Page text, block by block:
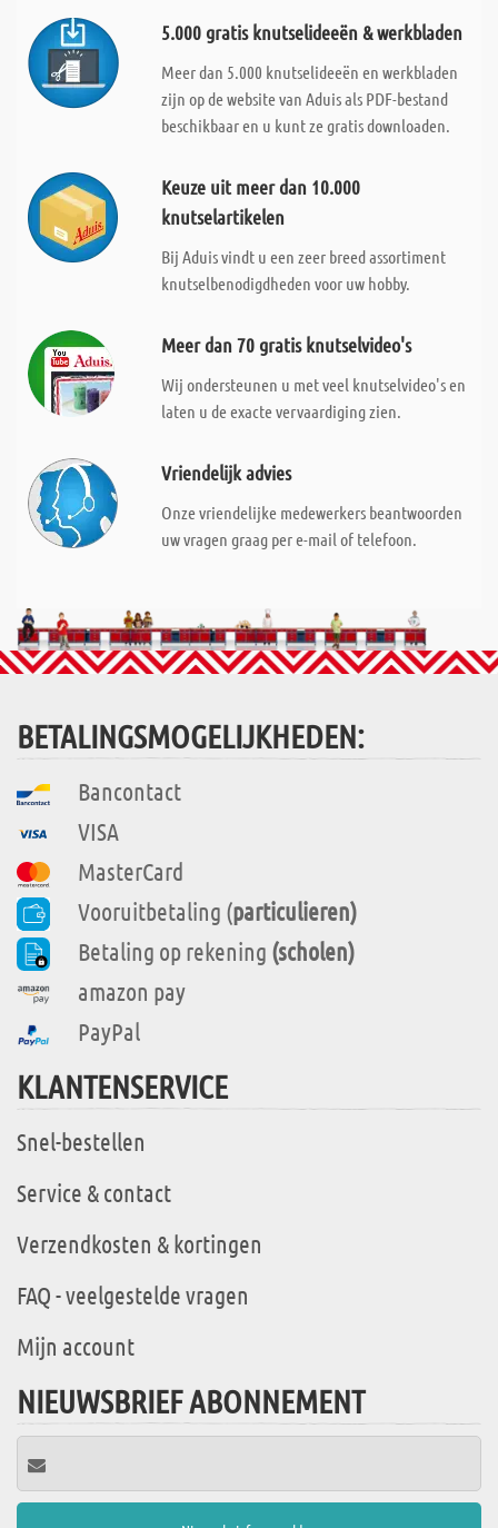
5.000 gratis knutselideeën & werkbladen
Meer dan 5.000 knutselideeën en werkbladen
zijn op de website van Aduis als PDF-bestand
beschikbaar en u kunt ze gratis downloaden.
Keuze uit meer dan 10.000
knutselartikelen
Bij Aduis vindt u een zeer breed assortiment
knutselbenodigdheden voor uw hobby.
Meer dan 70 gratis knutselvideo's
Wij ondersteunen u met veel knutselvideo's en
laten u de exacte vervaardiging zien.
Vriendelijk advies
Onze vriendelijke medewerkers beantwoorden
uw vragen graag per e-mail of telefoon.
BETALINGSMOGELIJKHEDEN:
Bancontact
VISA
MasterCard
Vooruitbetaling (particulieren)
Betaling op rekening (scholen)
amazon pay
PayPal
KLANTENSERVICE
Snel-bestellen
Service & contact
Verzendkosten & kortingen
FAQ - veelgestelde vragen
Mijn account
NIEUWSBRIEF ABONNEMENT